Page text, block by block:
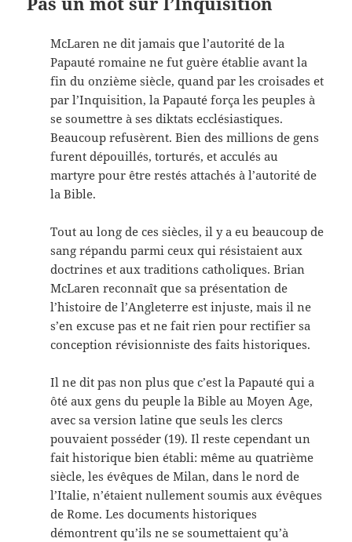
McLaren ne dit jamais que l’autorité de la
Papauté romaine ne fut guère établie avant la
fin du onzième siècle, quand par les croisades et
par l’Inquisition, la Papauté força les peuples à
se soumettre à ses diktats ecclésiastiques.
Beaucoup refusèrent. Bien des millions de gens
furent dépouillés, torturés, et acculés au
martyre pour être restés attachés à l’autorité de
la Bible.
Tout au long de ces siècles, il y a eu beaucoup de
sang répandu parmi ceux qui résistaient aux
doctrines et aux traditions catholiques. Brian
McLaren reconnaît que sa présentation de
l’histoire de l’Angleterre est injuste, mais il ne
s’en excuse pas et ne fait rien pour rectifier sa
conception révisionniste des faits historiques.
Il ne dit pas non plus que c’est la Papauté qui a
ôté aux gens du peuple la Bible au Moyen Age,
avec sa version latine que seuls les clercs
pouvaient posséder (19). Il reste cependant un
fait historique bien établi: même au quatrième
siècle, les évêques de Milan, dans le nord de
l’Italie, n’étaient nullement soumis aux évêques
de Rome. Les documents historiques
démontrent qu’ils ne se soumettaient qu’à